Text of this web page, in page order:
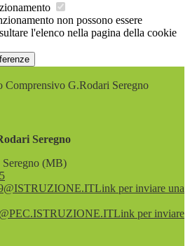
non possono essere
l'elenco nella pagina della cookie
Comprensivo G.Rodari Seregno
Seregno
(MB)
Link per inviare una
Link per inviare